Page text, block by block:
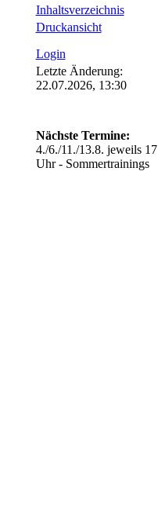
Inhaltsverzeichnis
Druckansicht
Login
Letzte Änderung:
22.07.2026, 13:30
Nächste Termine:
4./6./11./13.8. jeweils 17
Uhr - Sommertrainings